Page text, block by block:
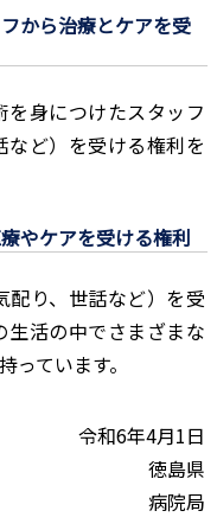
から治療とケアを受
身につけたスタッフ
など）を受ける権利を
やケアを受ける権利
配り、世話など）を受
生活の中でさまざまな
ています。
令和6年4月1日
徳島県
病院局